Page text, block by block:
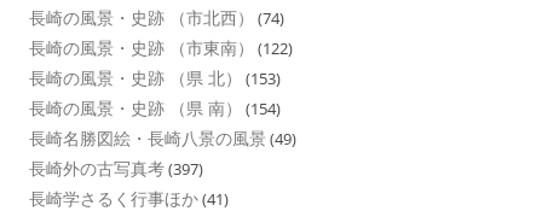
長崎の風景・史跡 （市北西） (74)
長崎の風景・史跡 （市東南） (122)
長崎の風景・史跡 （県 北） (153)
長崎の風景・史跡 （県 南） (154)
長崎名勝図絵・長崎八景の風景 (49)
長崎外の古写真考(397)
長崎学さるく行事ほか(41)